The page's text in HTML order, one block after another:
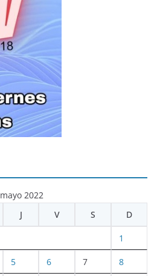
mayo 2022
J V S D
1
5 6 7 8